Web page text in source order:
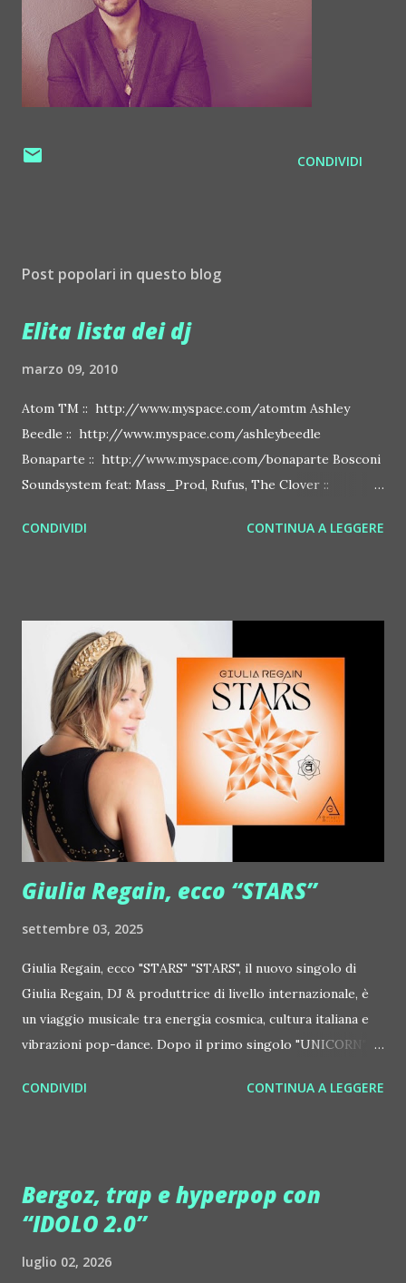
CONDIVIDI
Post popolari in questo blog
Elita lista dei dj
marzo 09, 2010
Atom TM :: http://www.myspace.com/atomtm Ashley
Beedle :: http://www.myspace.com/ashleybeedle
Bonaparte :: http://www.myspace.com/bonaparte Bosconi
Soundsystem feat: Mass_Prod, Rufus, The Clover ::
http://www.myspace.com/benderbyetone Chapelier Fou ::
Deian :: http://www.myspace.com/deiansong Dixon ::
http://www.myspace.com/justdixon Frivolous ::
http://www.myspace.com/frivolouslive Frost ::
http://www.myspace.com/frostnorway Gonzales ::
http://www.myspace.com/gonzpiration Italian Laptop
Orchestra feat. Alessio Bertallot Jimmy Edgar ::
http://www.myspace.com/colorstrip Jon Hopkins ::
http://www.myspace.com/jonhopkins Le Luci della
Centrale Elettrica Loco Dice ::
http://www.myspace.com/locod...
CONDIVIDI CONTINUA A LEGGERE
Giulia Regain, ecco “STARS”
settembre 03, 2025
Giulia Regain, ecco "STARS" "STARS", il nuovo singolo di
Giulia Regain, DJ & produttrice di livello internazionale, è
un viaggio musicale tra energia cosmica, cultura italiana e
vibrazioni pop-dance. Dopo il primo singolo "UNICORN",
seconda release intitolata "STARS", interpretata dalla voce
tra Giulia Regain e Dhany, già insieme in precedenti
produzioni come "My Memories" (Universal) e "We Are
connessione universale: un invito a riscoprire la nostra
CONDIVIDI CONTINUA A LEGGERE
Bergoz, trap e hyperpop con
“IDOLO 2.0”
luglio 02, 2026